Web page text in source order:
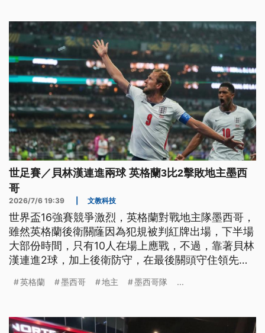
世足賽／貝林漢連進兩球 英格蘭3比2擊敗地主墨西
哥
2026/7/6 19:39 文教科技
世界盃16強賽競爭激烈，英格蘭對戰地主隊墨西哥，
雖然英格蘭後衛關蕯因為犯規被判紅牌出場，下半場
大部份時間，只有10人在場上應戰，不過，靠著貝林
漢連進2球，加上後衛防守，在最後關頭守住領先，
對決挪威。
英格蘭 墨西哥 地主 墨西哥隊 ...